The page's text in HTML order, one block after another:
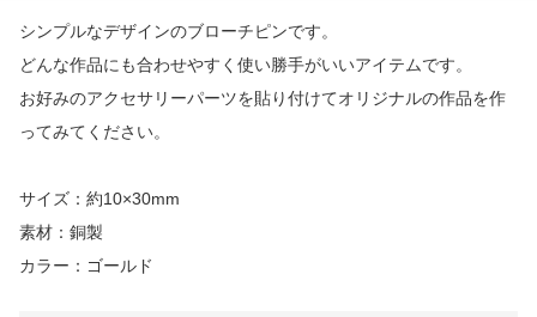
シンプルなデザインのブローチピンです。
どんな作品にも合わせやすく使い勝手がいいアイテムです。
お好みのアクセサリーパーツを貼り付けてオリジナルの作品を作
ってみてください。
サイズ：約10×30mm
素材：銅製
カラー：ゴールド